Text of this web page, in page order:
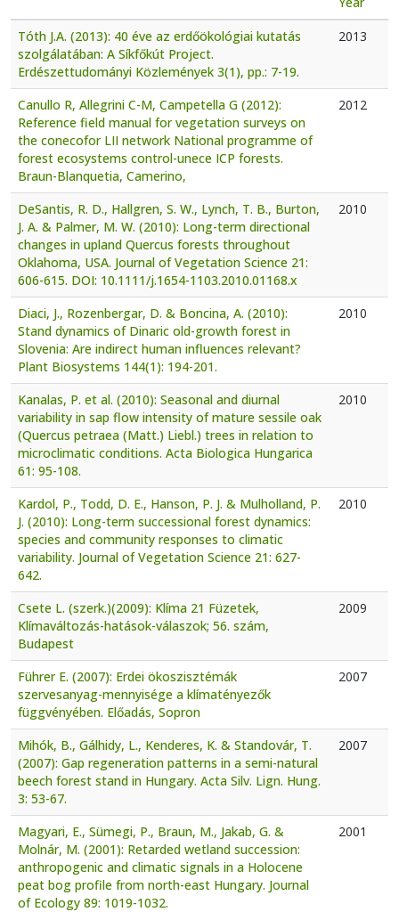
Tóth J.A. (2013): 40 éve az erdőökológiai kutatás
szolgálatában: A Síkfőkút Project.
Erdészettudományi Közlemények 3(1), pp.: 7-19.
2013
Canullo R, Allegrini C-M, Campetella G (2012):
Reference field manual for vegetation surveys on
the conecofor LII network National programme of
forest ecosystems control-unece ICP forests.
Braun-Blanquetia, Camerino,
2012
DeSantis, R. D., Hallgren, S. W., Lynch, T. B., Burton,
J. A. & Palmer, M. W. (2010): Long-term directional
changes in upland Quercus forests throughout
Oklahoma, USA. Journal of Vegetation Science 21:
606-615. DOI: 10.1111/j.1654-1103.2010.01168.x
2010
Diaci, J., Rozenbergar, D. & Boncina, A. (2010):
Stand dynamics of Dinaric old-growth forest in
Slovenia: Are indirect human influences relevant?
Plant Biosystems 144(1): 194-201.
2010
Kanalas, P. et al. (2010): Seasonal and diurnal
variability in sap flow intensity of mature sessile oak
(Quercus petraea (Matt.) Liebl.) trees in relation to
microclimatic conditions. Acta Biologica Hungarica
61: 95-108.
2010
Kardol, P., Todd, D. E., Hanson, P. J. & Mulholland, P.
J. (2010): Long-term successional forest dynamics:
species and community responses to climatic
variability. Journal of Vegetation Science 21: 627-
642.
2010
Csete L. (szerk.)(2009): Klíma 21 Füzetek,
Klímaváltozás-hatások-válaszok; 56. szám,
Budapest
2009
Führer E. (2007): Erdei ökoszisztémák
szervesanyag-mennyisége a klímatényezők
függvényében. Előadás, Sopron
2007
Mihók, B., Gálhidy, L., Kenderes, K. & Standovár, T.
(2007): Gap regeneration patterns in a semi-natural
beech forest stand in Hungary. Acta Silv. Lign. Hung.
3: 53-67.
2007
Magyari, E., Sümegi, P., Braun, M., Jakab, G. &
Molnár, M. (2001): Retarded wetland succession:
anthropogenic and climatic signals in a Holocene
peat bog profile from north-east Hungary. Journal
of Ecology 89: 1019-1032.
2001